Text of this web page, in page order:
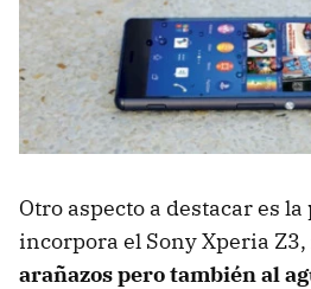
Otro aspecto a destacar es
incorpora el Sony Xperia Z3,
arañazos pero también al